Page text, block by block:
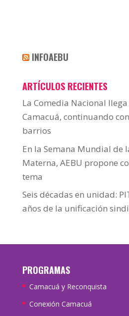
INFOAEBU
ARTÍCULOS RECIENTES
La Comedia Nacional llega
Camacuá, continuando
barrios
En la Semana Mundial de
Materna, AEBU propone
tema
Seis décadas en unidad:
años de la unificación
PROGRAMAS
Camacuá y Reconquista
Conexión Camacuá